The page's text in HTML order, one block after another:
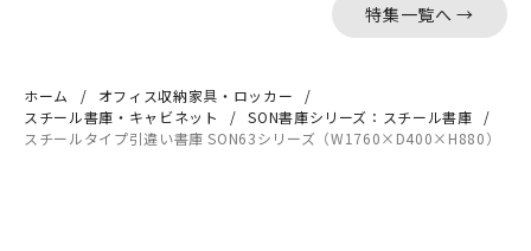
特集一覧へ →
ホーム
オフィス収納家具・ロッカー
スチール書庫・キャビネット
SON書庫シリーズ：スチール書庫
スチールタイプ引違い書庫 SON63シリーズ（W1760×D400×H880）